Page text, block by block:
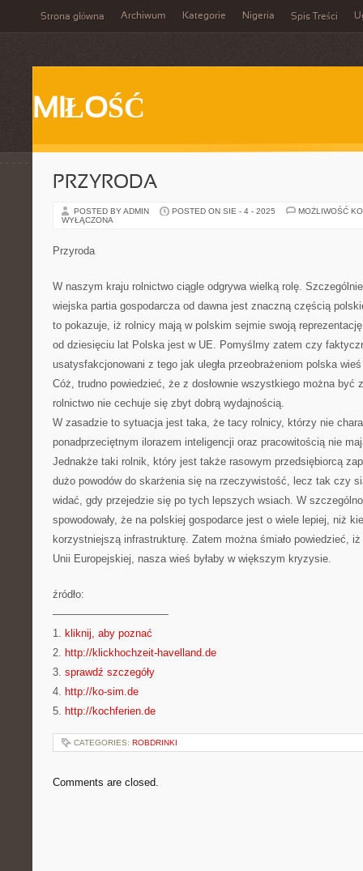
Strona główna Archiwum Kategorie Nigeria Spis Treści
MIŁOŚĆ
PRZYRODA
POSTED BY ADMIN POSTED ON SIE - 4 - 2025
MOŻLIWOŚĆ
WYŁĄCZONA
Przyroda
W naszym kraju rolnictwo ciągle odgrywa wielką rolę.
wiejska partia gospodarcza od dawna jest znaczną częścią
to pokazuje, iż rolnicy mają w polskim sejmie swoją
od dziesięciu lat Polska jest w UE. Pomyślmy zatem czy
usatysfakcjonowani z tego jak uległa przeobrażeniom polska
Cóż, trudno powiedzieć, że z dosłownie wszystkiego można być
rolnictwo nie cechuje się zbyt dobrą wydajnością.
W zasadzie to sytuacja jest taka, że tacy rolnicy, którzy nie
ponadprzeciętnym ilorazem inteligencji oraz pracowitością nie
Jednakże taki rolnik, który jest także rasowym przedsiębiorcą
dużo powodów do skarżenia się na rzeczywistość, lecz tak czy
widać, gdy przejedzie się po tych lepszych wsiach. W
spowodowały, że na polskiej gospodarce jest o wiele lepiej, niż
korzystniejszą infrastrukturę. Zatem można śmiało powiedzieć,
Unii Europejskiej, nasza wieś byłaby w większym kryzysie.
źródło:
———————————
1. kliknij, aby poznać
2. http://klickhochzeit-havelland.de
3. sprawdź szczegóły
4. http://ko-sim.de
5. http://kochferien.de
CATEGORIES: ROBDRINKI
Comments are closed.